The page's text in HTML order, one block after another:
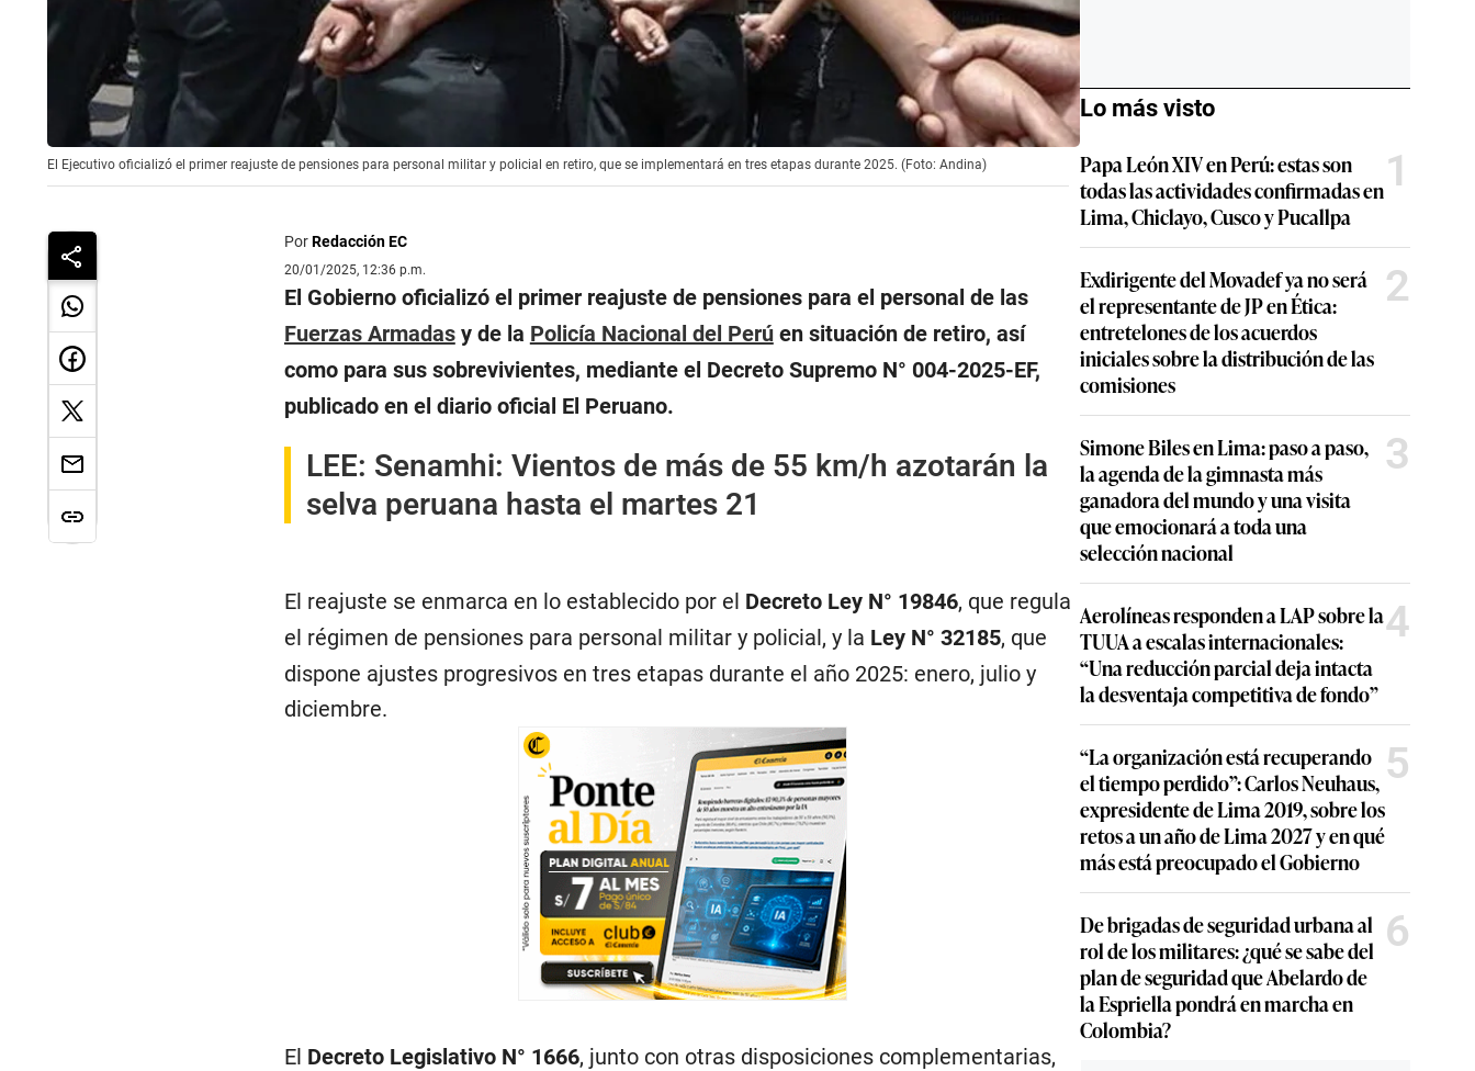
El Ejecutivo oficializó el primer reajuste de pensiones para personal militar y policial en retiro, que se implementará en tres etapas durante 2025. (Foto: Andina)
PorRedacción EC
20/01/2025, 12:36 p.m.
El Gobierno oficializó el primer reajuste de pensiones para el personal de las
Fuerzas Armadasy de la Policía Nacional del Perúen situación de retiro, así
como para sus sobrevivientes, mediante el Decreto Supremo N° 004-2025-EF,
publicado en el diario oficial El Peruano.
LEE: Senamhi: Vientos de más de 55 km/h azotarán la
selva peruana hasta el martes 21
El reajuste se enmarca en lo establecido por el Decreto Ley N° 19846, que regula
el régimen de pensiones para personal militar y policial, y la Ley N° 32185, que
dispone ajustes progresivos en tres etapas durante el año 2025: enero, julio y
diciembre.
El Decreto Legislativo N° 1666, junto con otras disposiciones complementarias,
Lo más visto
Papa León XIV en Perú: estas son
todas las actividades confirmadas en
Lima, Chiclayo, Cusco y Pucallpa
1
Exdirigente del Movadef ya no será
el representante de JP en Ética:
entretelones de los acuerdos
iniciales sobre la distribución de las
comisiones
2
Simone Biles en Lima: paso a paso,
la agenda de la gimnasta más
ganadora del mundo y una visita
que emocionará a toda una
selección nacional
3
Aerolíneas responden a LAP sobre la
TUUA a escalas internacionales:
“Una reducción parcial deja intacta
la desventaja competitiva de fondo”
4
“La organización está recuperando
el tiempo perdido”: Carlos Neuhaus,
expresidente de Lima 2019, sobre los
retos a un año de Lima 2027 y en qué
más está preocupado el Gobierno
5
De brigadas de seguridad urbana al
rol de los militares: ¿qué se sabe del
plan de seguridad que Abelardo de
la Espriella pondrá en marcha en
Colombia?
6